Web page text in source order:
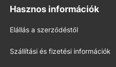
Hasznos információk
Elállás a szerződéstől
Szállítási és fizetési információk